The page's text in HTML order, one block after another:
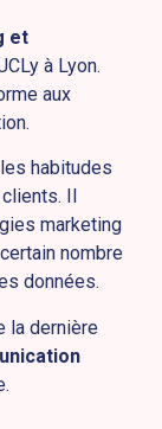
et
à Lyon.
aux
habitudes
Il
marketing
nombre
données.
la dernière